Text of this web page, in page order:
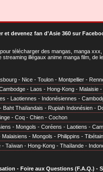
et devenez fan d'Asie 360 sur
pour télécharger des mangas, manga
illégaux anime manga film, de
- Nice - Toulon - Montpellier -
- Laos - Hong-Kong - Malaisie -
- Laotiennes - Indonésiennes -
- Baht Thaïlandais - Rupiah Indonésien -
- Coq - Chien - Cochon
- Mongols - Coréens - Laotiens -
Malaisiens - Mongols - Philippins -
- Taïwan - Hong-Kong - Thaïlande -
- Foire aux Questions (F.A.Q.) -